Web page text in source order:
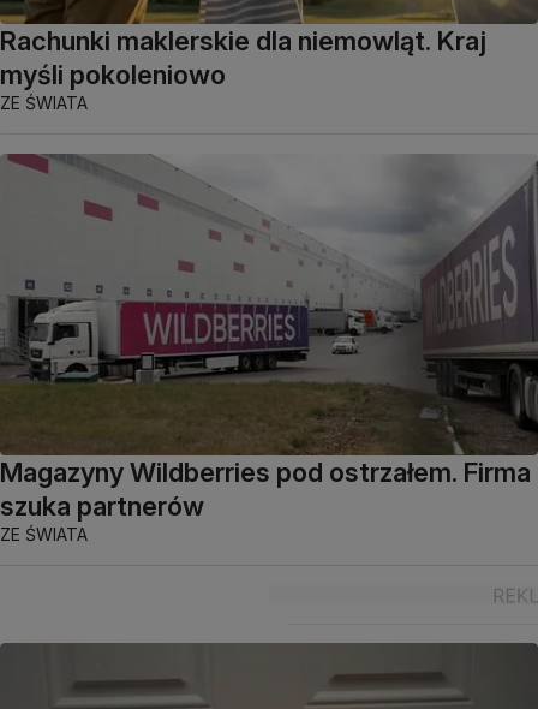
Rachunki maklerskie dla niemowląt. Kraj
myśli pokoleniowo
ZE ŚWIATA
Magazyny Wildberries pod ostrzałem. Firma
szuka partnerów
ZE ŚWIATA